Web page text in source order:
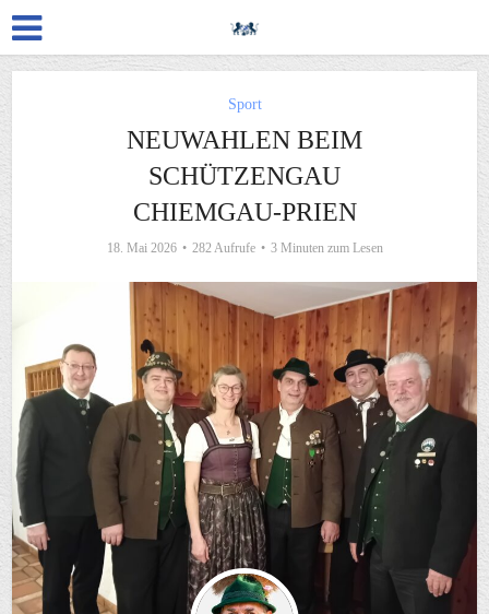
Sport
NEUWAHLEN BEIM
SCHÜTZENGAU
CHIEMGAU-PRIEN
18. Mai 2026 282 Aufrufe 3 Minuten zum Lesen